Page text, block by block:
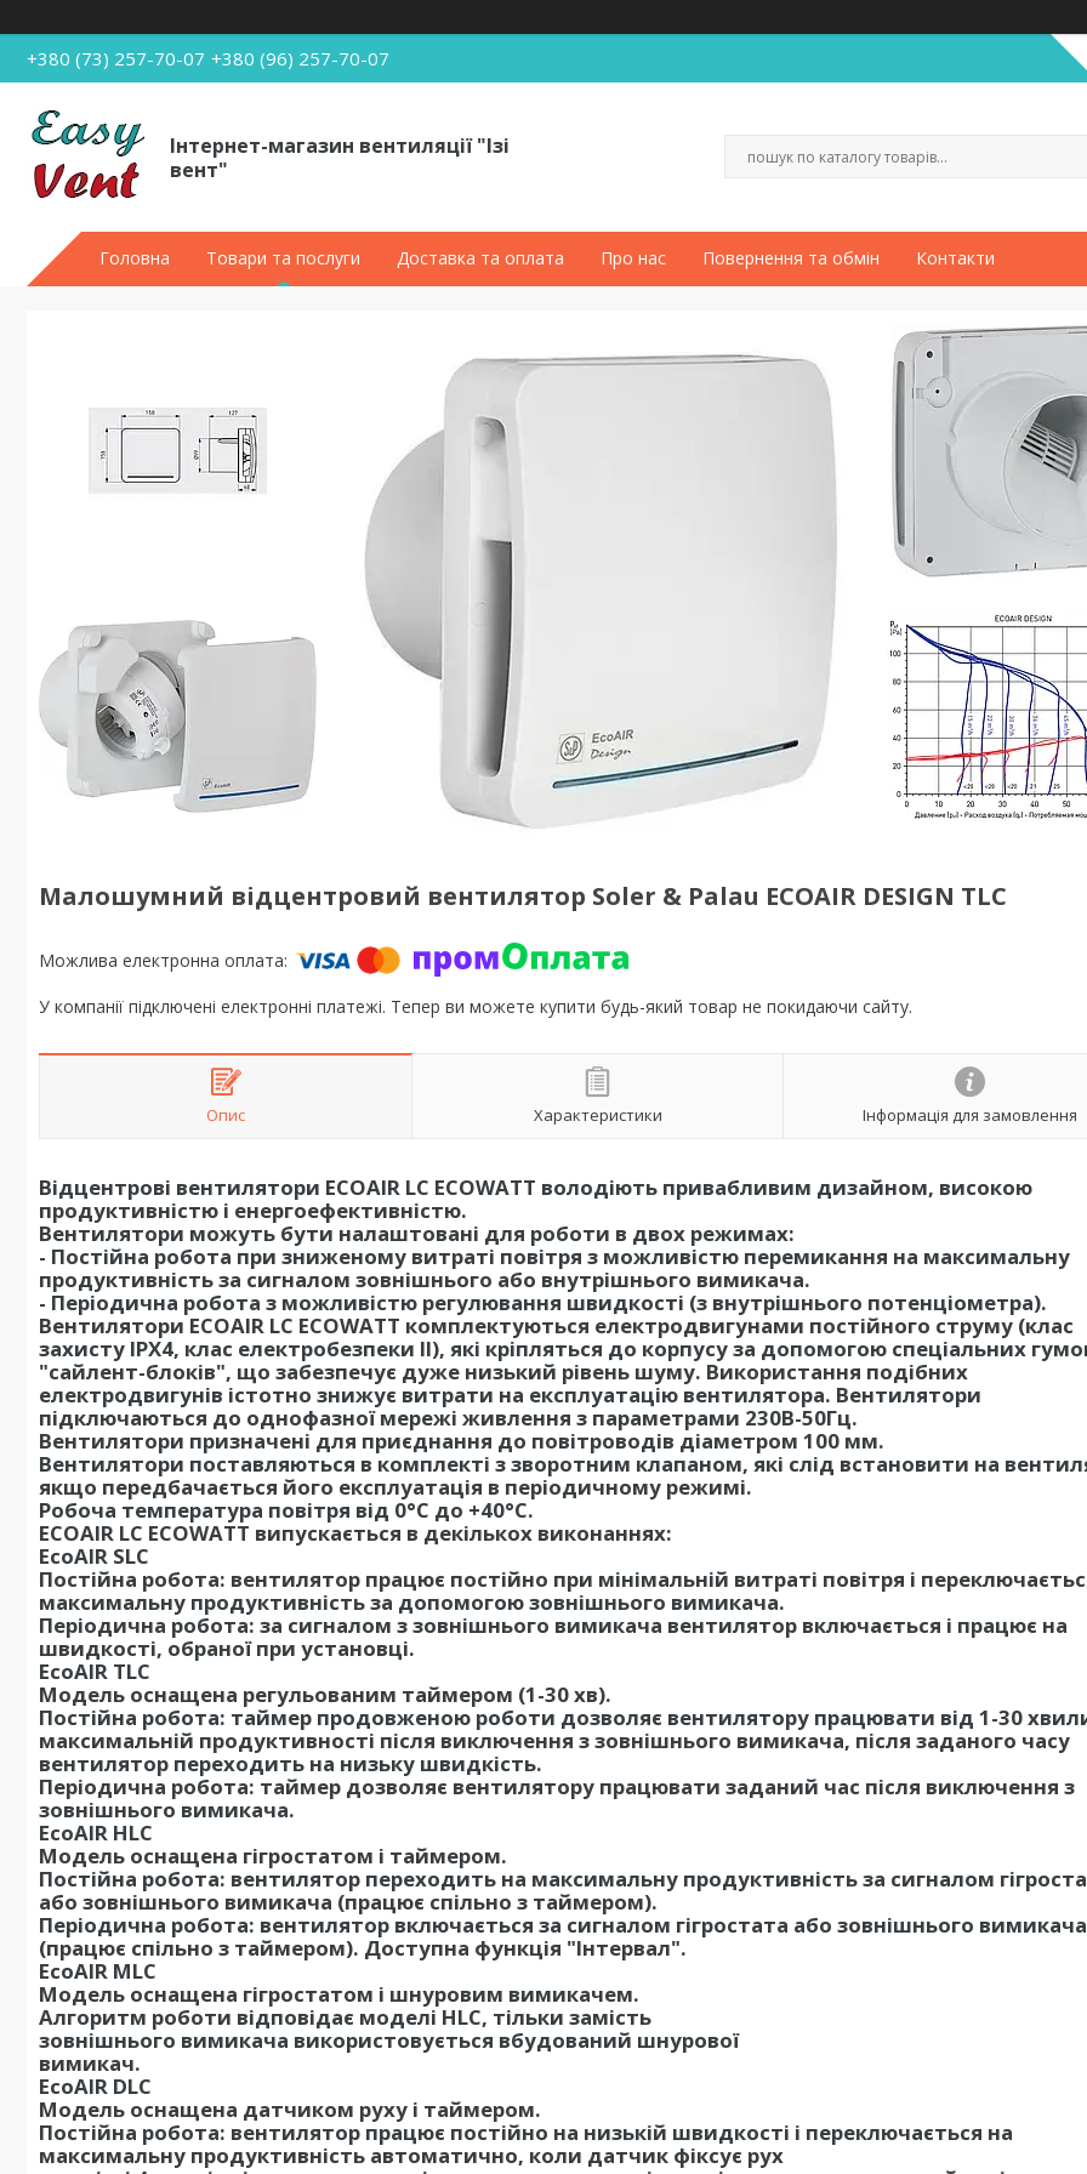
+380 (73) 257-70-07 +380 (96) 257-70-07
Інтернет-магазин вентиляції "Ізі
вент"
Головна Товари та послуги Доставка та оплата Про нас Повернення та обмін Контакти
Малошумний відцентровий вентилятор Soler & Palau ECOAIR DESIGN TLC
У компанії підключені електронні платежі. Тепер ви можете купити будь-який товар не покидаючи сайту.
Опис Характеристики Інформація для замовлення
Відцентрові вентилятори ECOAIR LC ECOWATT володіють привабливим дизайном, високою
продуктивністю і енергоефективністю.
Вентилятори можуть бути налаштовані для роботи в двох режимах:
- Постійна робота при зниженому витраті повітря з можливістю перемикання на максимальну
продуктивність за сигналом зовнішнього або внутрішнього вимикача.
- Періодична робота з можливістю регулювання швидкості (з внутрішнього потенціометра).
Вентилятори ECOAIR LC ECOWATT комплектуються електродвигунами постійного струму (клас
захисту IPX4, клас електробезпеки II), які кріпляться до корпусу за допомогою спеціальних
"сайлент-блоків", що забезпечує дуже низький рівень шуму. Використання подібних
електродвигунів істотно знижує витрати на експлуатацію вентилятора. Вентилятори
підключаються до однофазної мережі живлення з параметрами 230В-50Гц.
Вентилятори призначені для приєднання до повітроводів діаметром 100 мм.
Вентилятори поставляються в комплекті з зворотним клапаном, які слід встановити на
якщо передбачається його експлуатація в періодичному режимі.
Робоча температура повітря від 0°С до +40°С.
ECOAIR LC ECOWATT випускається в декількох виконаннях:
EcoAIR SLC
Постійна робота: вентилятор працює постійно при мінімальній витраті повітря і
максимальну продуктивність за допомогою зовнішнього вимикача.
Періодична робота: за сигналом з зовнішнього вимикача вентилятор включається і працює на
швидкості, обраної при установці.
EcoAIR TLC
Модель оснащена регульованим таймером (1-30 хв).
Постійна робота: таймер продовженою роботи дозволяє вентилятору працювати від 1-30
максимальній продуктивності після виключення з зовнішнього вимикача, після заданого часу
вентилятор переходить на низьку швидкість.
Періодична робота: таймер дозволяє вентилятору працювати заданий час після виключення з
зовнішнього вимикача.
EcoAIR HLC
Модель оснащена гігростатом і таймером.
Постійна робота: вентилятор переходить на максимальну продуктивність за сигналом
або зовнішнього вимикача (працює спільно з таймером).
Періодична робота: вентилятор включається за сигналом гігростата або зовнішнього вимикача
(працює спільно з таймером). Доступна функція "Інтервал".
EcoAIR MLC
Модель оснащена гігростатом і шнуровим вимикачем.
Алгоритм роботи відповідає моделі HLC, тільки замість
зовнішнього вимикача використовується вбудований шнурової
вимикач.
EcoAIR DLC
Модель оснащена датчиком руху і таймером.
Постійна робота: вентилятор працює постійно на низькій швидкості і переключається на
максимальну продуктивність автоматично, коли датчик фіксує рух